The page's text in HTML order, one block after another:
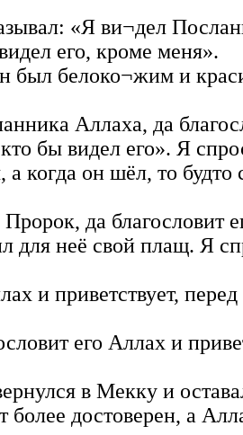
«Я ви¬дел
его, кроме меня».
был белоко¬жим и
Аллаха, да
бы видел его». Я
когда он шёл, то будто
да благословит
для неё свой плащ. Я
и приветствует,
его Аллах и
в Мекку и
более достоверен, а